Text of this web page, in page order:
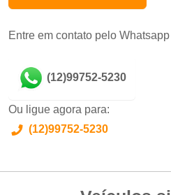
Entre em contato pelo
(12)99752-5230
Ou ligue agora para:
(12)99752-5230